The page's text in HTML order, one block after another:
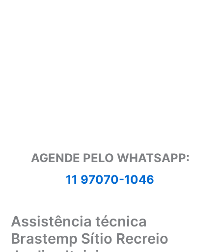
AGENDE PELO WHATSAPP:
11 97070-1046
Assistência técnica
Brastemp Sítio Recreio